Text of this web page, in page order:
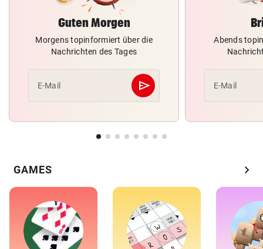
Guten Morgen
Morgens topinformiert über die
Nachrichten des Tages
E-Mail send
Abschicken
Abends
E-Mail
GAMES chevron_right